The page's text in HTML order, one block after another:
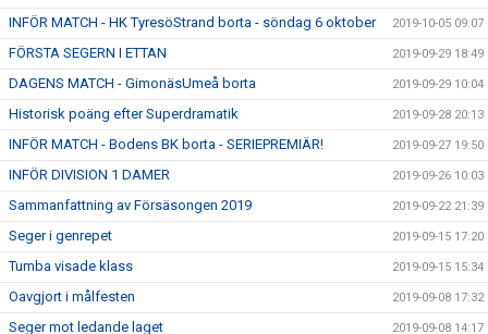
INFÖR MATCH - HK TyresöStrand borta - söndag 6 oktober 2019-10-05 09:07
FÖRSTA SEGERN I ETTAN 2019-09-29 18:49
DAGENS MATCH - GimonäsUmeå borta 2019-09-29 10:04
Historisk poäng efter Superdramatik 2019-09-28 20:13
INFÖR MATCH - Bodens BK borta - SERIEPREMIÄR! 2019-09-27 19:50
INFÖR DIVISION 1 DAMER 2019-09-26 10:03
Sammanfattning av Försäsongen 2019 2019-09-22 21:39
Seger i genrepet 2019-09-15 17:20
Tumba visade klass 2019-09-15 15:34
Oavgjort i målfesten 2019-09-08 17:32
Seger mot ledande laget 2019-09-08 14:17